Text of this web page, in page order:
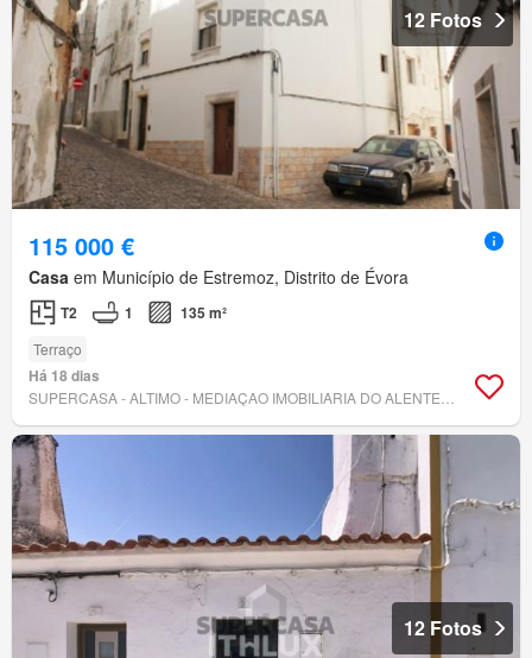
12 Fotos
115 000 €
Casa em Município de Estremoz, Distrito de Évora
T2 1 135 m²
Terraço
Há 18 dias
12 Fotos